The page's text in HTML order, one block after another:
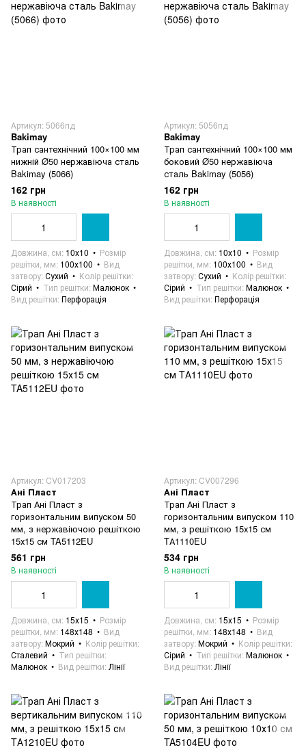
Артикул: 5066пд
Bakimay
Трап сантехнічний 100×100 мм
нижній Ø50 нержавіюча сталь
Bakimay (5066)
162 грн
В наявності
Довжина, см 10х10
Розмір
решітки, мм 100х100
Вид
затвору Сухий
Колір решітки
Сірий
Тип решітки Малюнок
Вид решітки Перфорація
Артикул: 5056пд
Bakimay
Трап сантехнічний 100×100 мм
боковий Ø50 нержавіюча
сталь Bakimay (5056)
162 грн
В наявності
Довжина, см 10х10
Розмір
решітки, мм 100х100
Вид
затвору Сухий
Колір решітки
Сірий
Тип решітки Малюнок
Вид решітки Перфорація
Артикул: CV017203
Ані Пласт
Трап Ані Пласт з
горизонтальним випуском 50
мм, з нержавіючою решіткою
15х15 см TA5112EU
561 грн
В наявності
Довжина, см 15х15
Розмір
решітки, мм 148х148
Вид
затвору Мокрий
Колір решітки
Сталевий
Тип решітки
Малюнок
Вид решітки Лінії
Артикул: CV007296
Ані Пласт
Трап Ані Пласт з
горизонтальним випуском 110
мм, з решіткою 15х15 см
TА1110EU
534 грн
В наявності
Довжина, см 15х15
Розмір
решітки, мм 148х148
Вид
затвору Мокрий
Колір решітки
Сірий
Тип решітки Малюнок
Вид решітки Лінії